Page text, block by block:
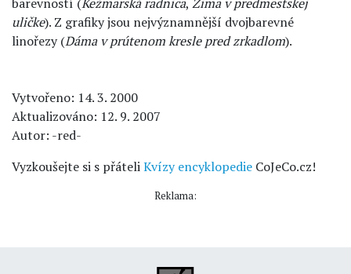
uličke). Z grafiky jsou nejvýznamnější dvojbarevné
linořezy (Dáma v prútenom kresle pred zrkadlom).
Vytvořeno: 14. 3. 2000
Aktualizováno: 12. 9. 2007
Autor: -red-
Vyzkoušejte si s přáteliKvízy encyklopedie CoJeCo.cz!
Reklama: